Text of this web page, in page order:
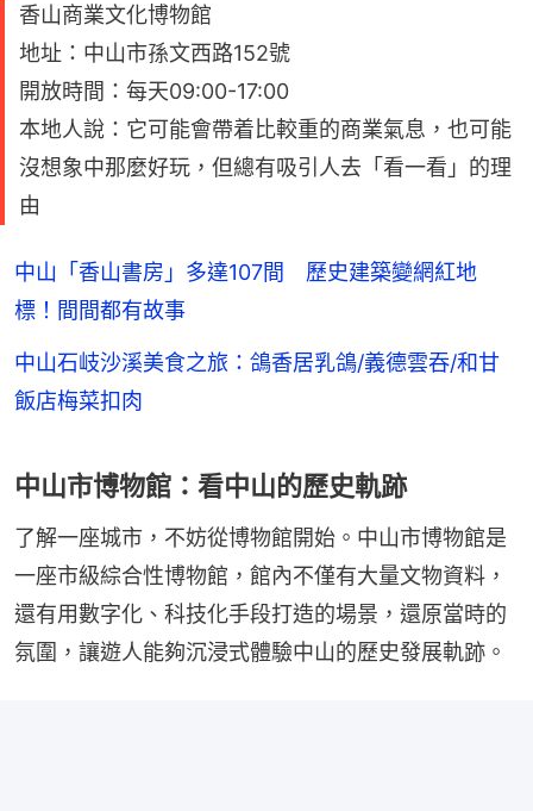
香山商業文化博物館
地址：中山市孫文西路152號
開放時間：每天09:00-17:00
本地人說：它可能會帶着比較重的商業氣息，也可能
沒想象中那麼好玩，但總有吸引人去「看一看」的理
由
中山「香山書房」多達107間 歷史建築變網紅地
標！間間都有故事
中山石岐沙溪美食之旅：鴿香居乳鴿/義德雲吞/和甘
飯店梅菜扣肉
中山市博物館：看中山的歷史軌跡
了解一座城市，不妨從博物館開始。中山市博物館是
一座市級綜合性博物館，館內不僅有大量文物資料，
還有用數字化、科技化手段打造的場景，還原當時的
氛圍，讓遊人能夠沉浸式體驗中山的歷史發展軌跡。